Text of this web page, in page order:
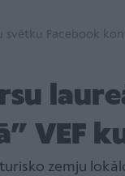
svētku Facebook
VEF
zemju